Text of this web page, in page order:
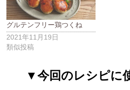
グルテンフリー鶏つくね
2021年11月19日
類似投稿
▼今回のレシピに